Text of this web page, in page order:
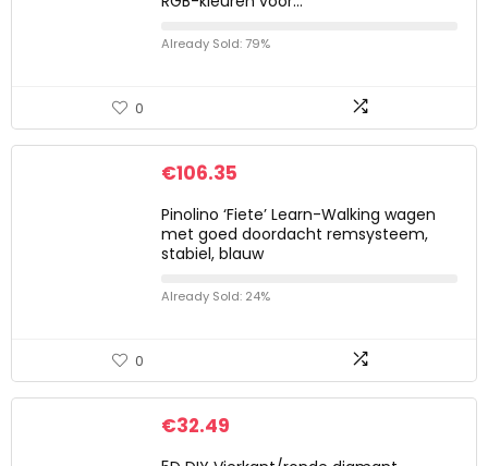
Already Sold: 79%
0
€106.35
Pinolino ‘Fiete’ Learn-Walking wagen
met goed doordacht remsysteem,
stabiel, blauw
Already Sold: 24%
0
€32.49